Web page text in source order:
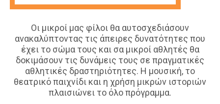
Οι μικροί μας φίλοι θα αυτοσχεδιάσουν
ανακαλύπτοντας τις άπειρες δυνατότητες που
έχει το σώμα τους και σα μικροί αθλητές θα
δοκιμάσουν τις δυνάμεις τους σε πραγματικές
αθλητικές δραστηριότητες. Η μουσική, το
θεατρικό παιχνίδι και η χρήση μικρών ιστοριών
πλαισιώνει το όλο πρόγραμμα.